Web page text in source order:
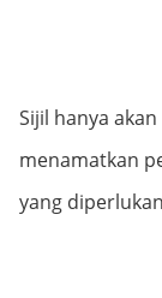
Sijil hanya
menamatkan
yang